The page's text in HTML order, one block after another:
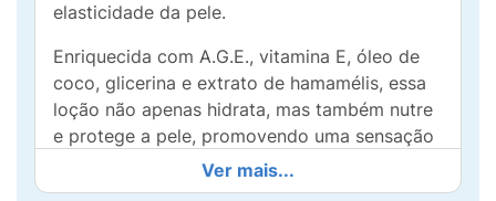
elasticidade da pele.
Enriquecida com A.G.E., vitamina E, óleo de
coco, glicerina e extrato de hamamélis, essa
loção não apenas hidrata, mas também nutre
e protege a pele, promovendo uma sensação
de conforto e frescor. Sua fórmula
hipoalergênica e livre de parabenos garante
Ver mais...